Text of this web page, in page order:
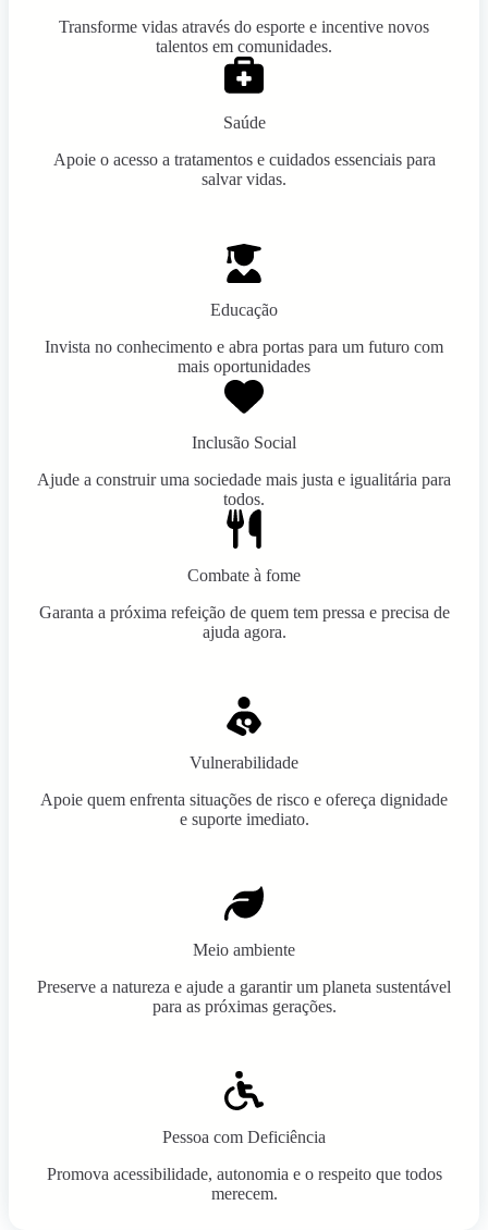
Transforme vidas através do esporte e incentive novos
talentos em comunidades.
Saúde
Apoie o acesso a tratamentos e cuidados essenciais para
salvar vidas.
Educação
Invista no conhecimento e abra portas para um futuro com
mais oportunidades
Inclusão Social
Ajude a construir uma sociedade mais justa e igualitária para
todos.
Combate à fome
Garanta a próxima refeição de quem tem pressa e precisa de
ajuda agora.
Vulnerabilidade
Apoie quem enfrenta situações de risco e ofereça dignidade
e suporte imediato.
Meio ambiente
Preserve a natureza e ajude a garantir um planeta sustentável
para as próximas gerações.
Pessoa com Deficiência
Promova acessibilidade, autonomia e o respeito que todos
merecem.